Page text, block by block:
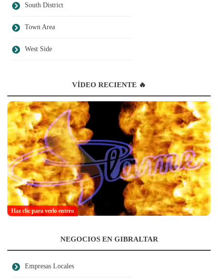
South District
Town Area
West Side
VÍDEO RECIENTE 🔥
Haz clic para verlo entero
NEGOCIOS EN GIBRALTAR
Empresas Locales